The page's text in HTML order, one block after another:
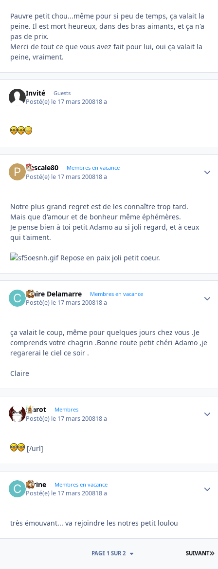
Pauvre petit chou...même pour si peu de temps, ça valait la
peine. Il est mort heureux, dans des bras aimants, et ça n'a
pas de prix.
Merci de tout ce que vous avez fait pour lui, oui ça valait la
peine, vraiment.
Invité Guests
Posté(e) le 17 mars 200818 a
Pascale80 Membres en vacance
Posté(e) le 17 mars 200818 a
Notre plus grand regret est de les connaître trop tard.
Mais que d'amour et de bonheur même éphémères.
Je pense bien à toi petit Adamo au si joli regard, et à ceux
qui t'aiment.
Repose en paix joli petit coeur.
Claire Delamarre Membres en vacance
Posté(e) le 17 mars 200818 a
ça valait le coup, même pour quelques jours chez vous .Je
comprends votre chagrin .Bonne route petit chéri Adamo ,je
regarerai le ciel ce soir .
Claire
Marot Membres
Posté(e) le 17 mars 200818 a
[/url]
carine Membres en vacance
Posté(e) le 17 mars 200818 a
très émouvant... va rejoindre les notres petit loulou
SUIVANT
PAGE 1 SUR 2